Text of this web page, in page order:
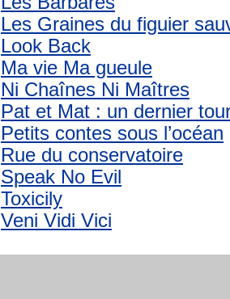
Les Graines du figuier
Look Back
Ma vie Ma gueule
Ni Chaînes Ni Maîtres
Pat et Mat : un dernier
Petits contes sous l’océan
Rue du conservatoire
Speak No Evil
Toxicily
Veni Vidi Vici